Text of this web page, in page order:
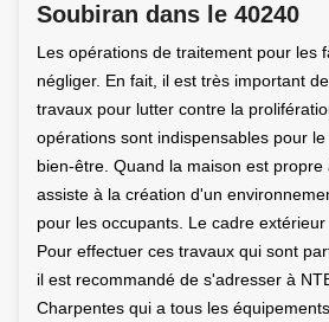
Soubiran dans le 40240
Les opérations de traitement pour les
négliger. En fait, il est très important
travaux pour lutter contre la
opérations sont indispensables pour
bien-être. Quand la maison est propre
assiste à la création d'un
pour les occupants. Le cadre
Pour effectuer ces travaux qui sont
il est recommandé de s'adresser à
Charpentes qui a tous les